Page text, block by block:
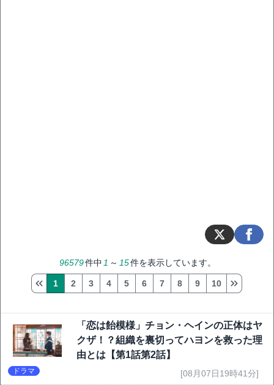
96579件中 1 ～ 15件を表示しています。
1 2 3 4 5 6 7 8 9 10
「恋は飴模様」チョン・ヘインの正体はヤ
クザ！？組織を裏切ってハヨンを救った理
由とは【第1話第2話】
ドラマ [08月07日19時41分]